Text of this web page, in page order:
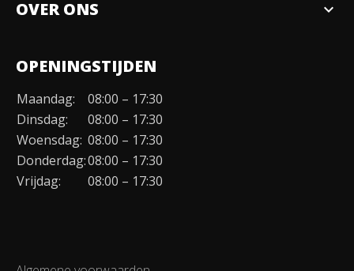
OVER ONS expand_more
Organisatie
Duurzaamheid
Werken bij
Contact
OPENINGSTIJDEN
Maandag:
08:00 – 17:30
Dinsdag:
08:00 – 17:30
Woensdag: 08:00 – 17:30
Donderdag:08:00 – 17:30
Vrijdag:
08:00 – 17:30